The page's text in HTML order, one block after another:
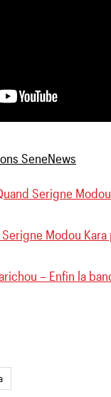
Serigne
Modou
– Enfin la